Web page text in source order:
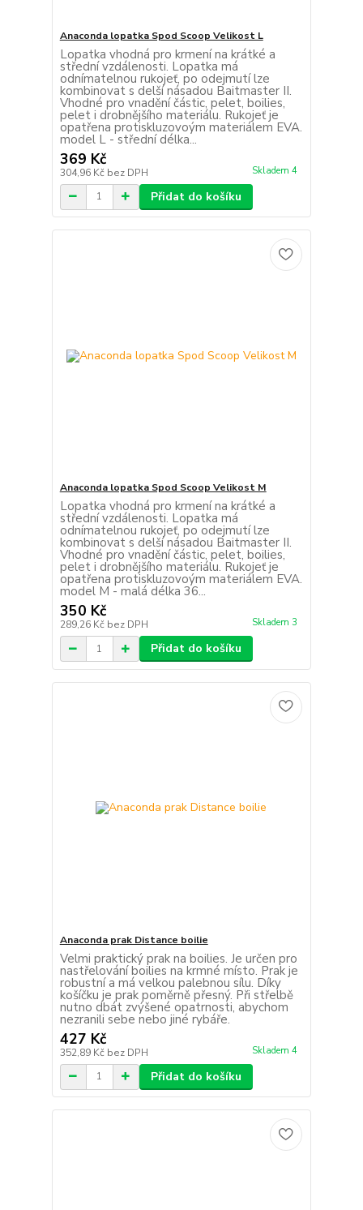
Anaconda lopatka Spod Scoop Velikost L
Lopatka vhodná pro krmení na krátké a
střední vzdálenosti. Lopatka má
odnímatelnou rukojeť, po odejmutí lze
kombinovat s delší násadou Baitmaster II.
Vhodné pro vnadění částic, pelet, boilies,
pelet i drobnějšího materiálu. Rukojeť je
opatřena protiskluzovoým materiálem EVA.
model L - střední délka...
369 Kč
304,96 Kč bez DPH Skladem 4
Přidat do košíku
Anaconda lopatka Spod Scoop Velikost M
Lopatka vhodná pro krmení na krátké a
střední vzdálenosti. Lopatka má
odnímatelnou rukojeť, po odejmutí lze
kombinovat s delší násadou Baitmaster II.
Vhodné pro vnadění částic, pelet, boilies,
pelet i drobnějšího materiálu. Rukojeť je
opatřena protiskluzovoým materiálem EVA.
model M - malá délka 36...
350 Kč
289,26 Kč bez DPH Skladem 3
Přidat do košíku
Anaconda prak Distance boilie
Velmi praktický prak na boilies. Je určen pro
nastřelování boilies na krmné místo. Prak je
robustní a má velkou palebnou sílu. Díky
košíčku je prak poměrně přesný. Při střelbě
nutno dbát zvýšené opatrnosti, abychom
nezranili sebe nebo jiné rybáře.
427 Kč
352,89 Kč bez DPH Skladem 4
Přidat do košíku